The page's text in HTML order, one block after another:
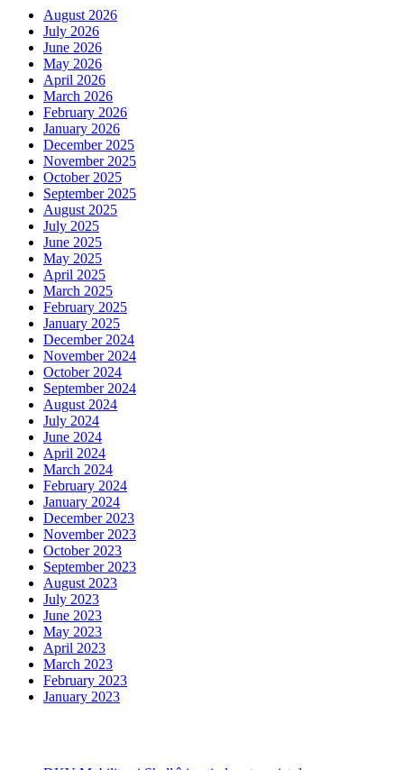
August 2026
July 2026
June 2026
May 2026
April 2026
March 2026
February 2026
January 2026
December 2025
November 2025
October 2025
September 2025
August 2025
July 2025
June 2025
May 2025
April 2025
March 2025
February 2025
January 2025
December 2024
November 2024
October 2024
September 2024
August 2024
July 2024
June 2024
April 2024
March 2024
February 2024
January 2024
December 2023
November 2023
October 2023
September 2023
August 2023
July 2023
June 2023
May 2023
April 2023
March 2023
February 2023
January 2023